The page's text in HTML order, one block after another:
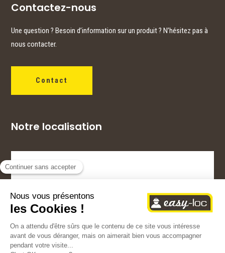
Contactez-nous
Une question ? Besoin d’information sur un produit ? N’hésitez pas à
nous contacter.
Contact
Notre localisation